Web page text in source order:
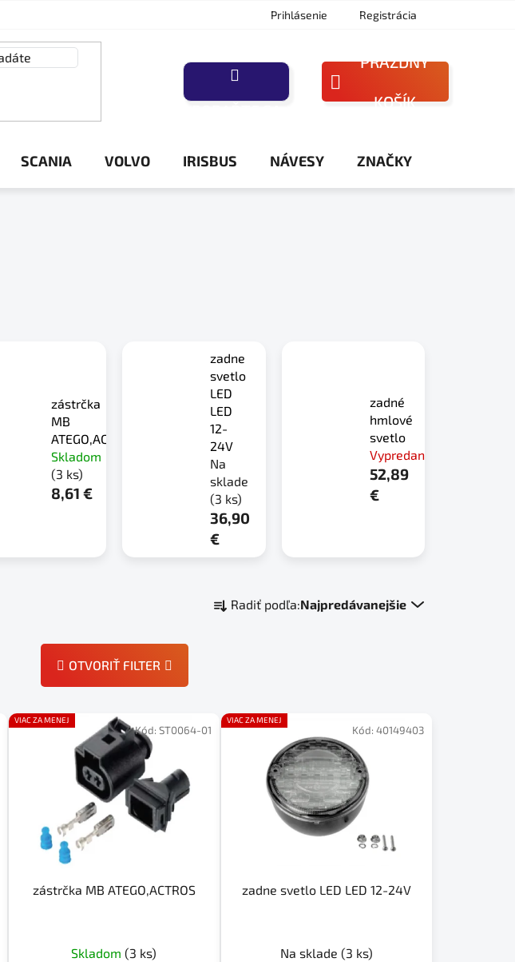
Prihlásenie Registrácia
NÁKUPNÝ
PRÁZDNY
KOŠÍK
SCANIA VOLVO IRISBUS NÁVESY ZNAČKY
zástrčka
MB
ATEGO,ACTROS
Skladom
(3 ks)
8,61 €
zadne
svetlo
LED
LED
12-
24V
Na
sklade
(3 ks)
36,90
€
zadné
hmlové
svetlo
Vypredané
52,89
€
a
e
Radiť podľa:Najpredávanejšie
OTVORIŤ FILTER
VIAC ZA MENEJ
zástrčka MB ATEGO,ACTROS
Skladom(3 ks)
Kód: ST0064-01
VIAC ZA MENEJ
zadne svetlo LED LED 12-24V
Na sklade (3 ks)
Kód: 40149403